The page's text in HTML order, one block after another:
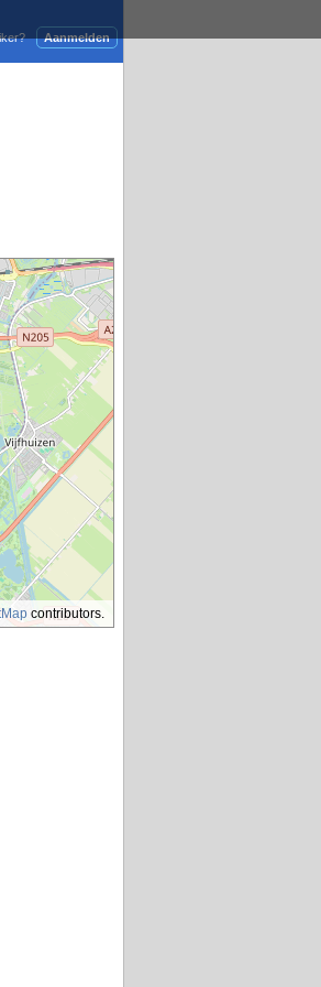
Aanmelden
contributors.